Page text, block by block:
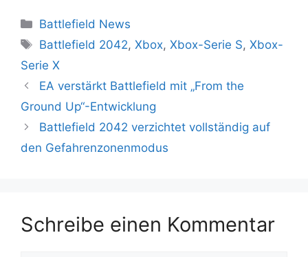
Kategorien
Battlefield News
Schlagwörter
Battlefield 2042,Xbox,Xbox-Serie S,Xbox-
Serie X
EA verstärkt Battlefield mit „From the
Ground Up“-Entwicklung
Battlefield 2042 verzichtet vollständig auf
den Gefahrenzonenmodus
Schreibe einen Kommentar